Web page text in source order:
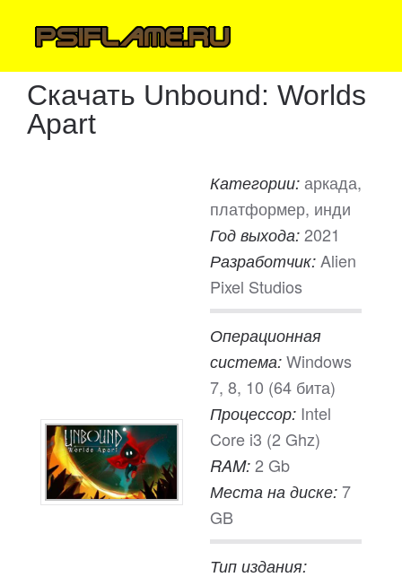
Скачать Unbound: Worlds
Apart
Категории: аркада,
платформер, инди
Год выхода: 2021
Разработчик: Alien
Pixel Studios
Операционная
система: Windows
7, 8, 10 (64 бита)
Процессор: Intel
Core i3 (2 Ghz)
RAM: 2 Gb
Места на диске: 7
GB
Тип издания: